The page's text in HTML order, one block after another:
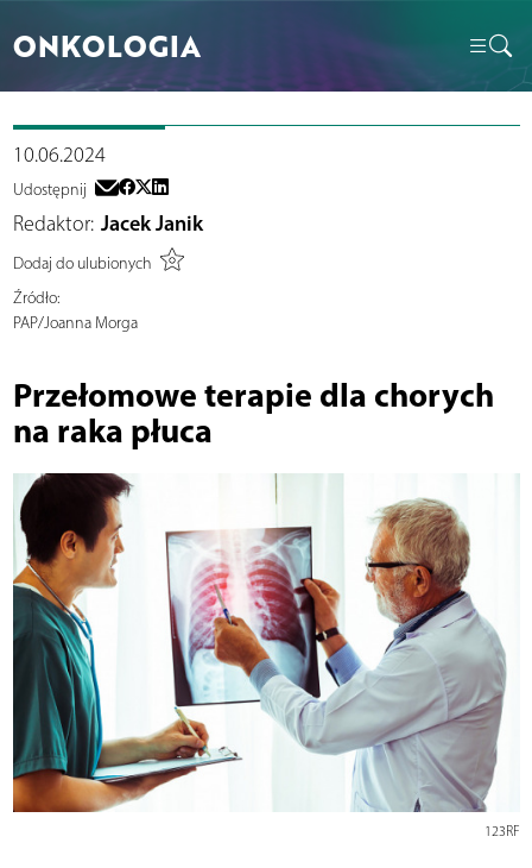
ONKOLOGIA
10.06.2024
Udostępnij
Redaktor: Jacek Janik
Dodaj do ulubionych
Źródło:
PAP/Joanna Morga
Przełomowe terapie dla chorych
na raka płuca
123RF